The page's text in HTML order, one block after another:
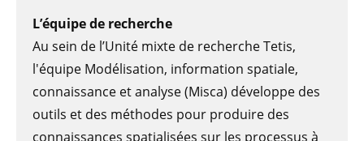
L’équipe de recherche
Au sein de l’Unité mixte de recherche Tetis,
l'équipe Modélisation, information spatiale,
connaissance et analyse (Misca) développe des
outils et des méthodes pour produire des
connaissances spatialisées sur les processus à